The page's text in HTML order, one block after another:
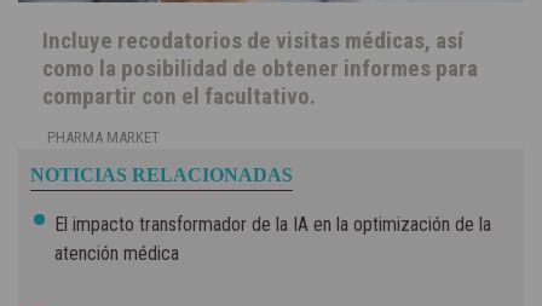
Incluye recodatorios de visitas médicas, así
como la posibilidad de obtener informes para
compartir con el facultativo.
PHARMA MARKET
NOTICIAS RELACIONADAS
El impacto transformador de la IA en la optimización de la
atención médica